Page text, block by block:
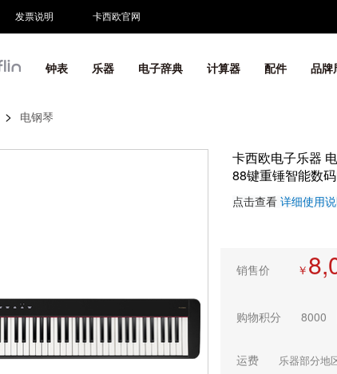
发票说明 卡西欧官网
钟表 乐器 电子辞典 计算器 配件 品牌
电钢琴
卡西欧电子乐器
88键重锤智能数
点击查看 详细使用说
销售价 ￥
购物积分 8000
运费 乐器部分地